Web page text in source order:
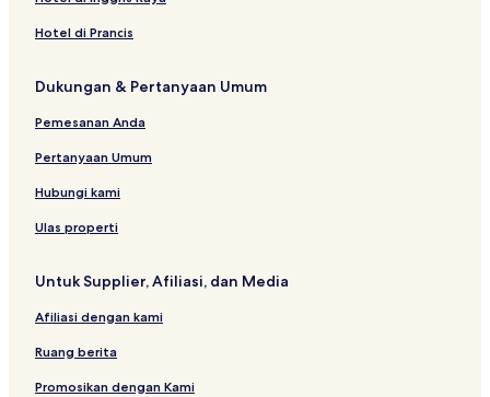
Rumah Penginapan di Inggris
Hotel Bisnis di London
Hotel dekat Edith Cavell Memorial
Hotel Mewah dekat Shaftesbury Avenue
Apartemen di Carnaby Street
Hotel dengan Sarapan Gratis di London
Serviced Apartment di London
Hotel Bintang 1 di London
Hotel dekat Vertical Chill
Hotel Keluarga dekat Regent Street
Hotel di Prancis
Dukungan & Pertanyaan Umum
Pemesanan Anda
Pertanyaan Umum
Hubungi kami
Ulas properti
Untuk Supplier, Afiliasi, dan Media
Afiliasi dengan kami
Ruang berita
Promosikan dengan Kami